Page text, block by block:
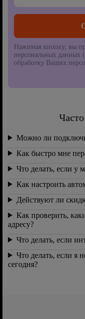
Нажимая кнопку, вы
персональных данных (
обработку Ваших
Можно ли
Как быстро мне
Что делать, если у
Как настроить
Действуют ли
Как проверить,
адресу?
Что делать, если
Что делать, если я
сегодня?